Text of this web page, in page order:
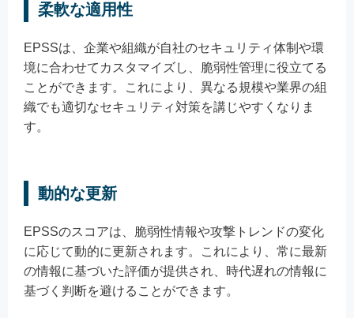
柔軟な適用性
EPSSは、企業や組織が自社のセキュリティ体制や環
境に合わせてカスタマイズし、脆弱性管理に役立てる
ことができます。これにより、異なる規模や業界の組
織でも適切なセキュリティ対策を講じやすくなりま
す。
動的な更新
EPSSのスコアは、脆弱性情報や攻撃トレンドの変化
に応じて動的に更新されます。これにより、常に最新
の情報に基づいた評価が提供され、時代遅れの情報に
基づく判断を避けることができます。